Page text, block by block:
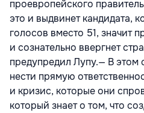
проевропейского
это и выдвинет кандидата,
голосов вместо 51, значит
и сознательно ввергнет
предупредил Лупу.— В этом
нести прямую
и кризис, которые они
который знает о том, что